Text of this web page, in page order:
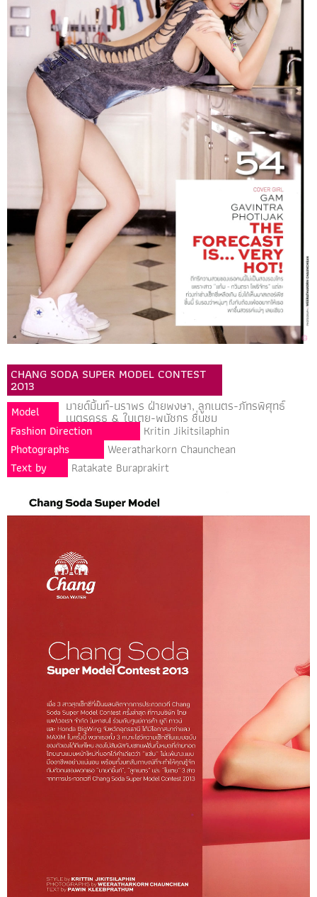
CHANG SODA SUPER MODEL CONTEST
2013
Model มายด์มิ้นท์-นราพร ฝ่ายพงษา, ลูกเนตร-ภัทรพิศุทธ์
เนตรครุธ & ใบเตย-พนัชกร ชื่นชม
Fashion Direction
Kritin Jikitsilaphin
Photographs
Weeratharkorn Chaunchean
Text by
Ratakate Buraprakirt